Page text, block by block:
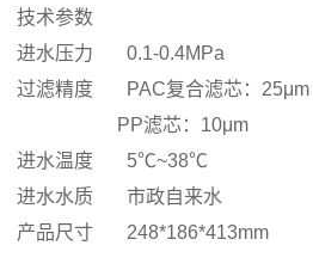
技术参数
进水压力
0.1-0.4MPa
过滤精度
PAC复合滤芯： 25μm
PP滤芯： 10μm
进水温度
5℃~38℃
进水水质
市政自来水
产品尺寸
248*186*413mm